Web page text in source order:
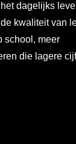
dagelijks
kwaliteit van
school, meer
die lagere